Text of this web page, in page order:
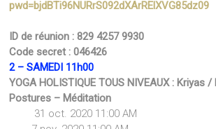
pwd=bjdBTi96NURrS092dXArRElXVG85dz09
ID de réunion : 829 4257 9930
Code secret : 046426
2 – SAMEDI 11h00
YOGA HOLISTIQUE TOUS NIVEAUX : Kriyas
Postures – Méditation
31 oct. 2020 11:00 AM